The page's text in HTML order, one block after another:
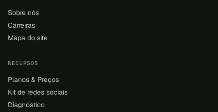
Sobre nós
Carreiras
Mapa do site
RECURSOS
Planos & Preços
Kit de redes sociais
Diagnóstico